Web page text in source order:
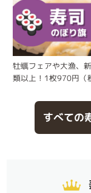
牡蠣フェアや大漁、
類以上！1枚970円（
すべての